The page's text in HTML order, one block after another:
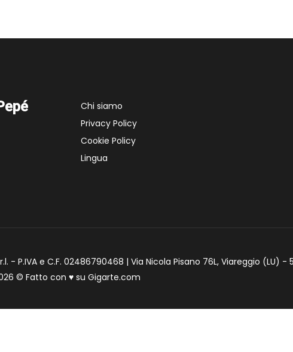
Chi siamo
Privacy Policy
Cookie Policy
Lingua
- P.IVA e C.F. 02486790468 | Via Nicola Pisano 76L, Viareggio (LU) -
© Fatto con ♥ su Gigarte.com